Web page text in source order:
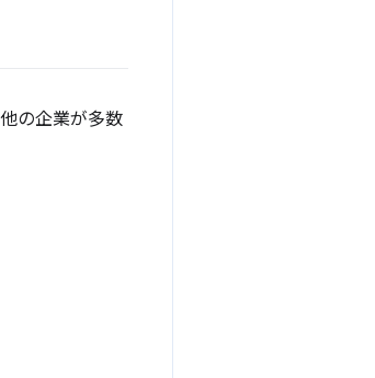
の企業が多数